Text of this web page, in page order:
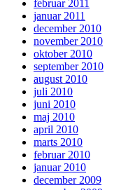
februar 2011
januar 2011
december 2010
november 2010
oktober 2010
september 2010
august 2010
juli 2010
juni 2010
maj 2010
april 2010
marts 2010
februar 2010
januar 2010
december 2009